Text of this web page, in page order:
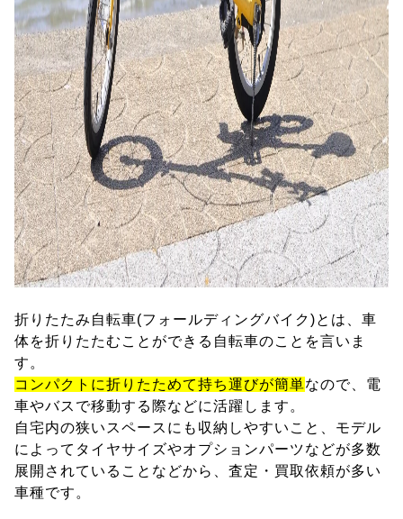
折りたたみ自転車(フォールディングバイク)とは、車
体を折りたたむことができる自転車のことを言いま
す。
コンパクトに折りたためて持ち運びが簡単なので、電
車やバスで移動する際などに活躍します。
自宅内の狭いスペースにも収納しやすいこと、モデル
によってタイヤサイズやオプションパーツなどが多数
展開されていることなどから、査定・買取依頼が多い
車種です。